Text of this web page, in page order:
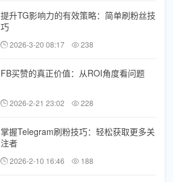
提升TG影响力的有效策略：简单刷粉丝技
巧
2026-3-20 08:17 238
FB买赞的真正价值：从ROI角度看问题
2026-2-21 23:02 228
掌握Telegram刷粉技巧：轻松获取更多关
注者
2026-2-10 16:46 188